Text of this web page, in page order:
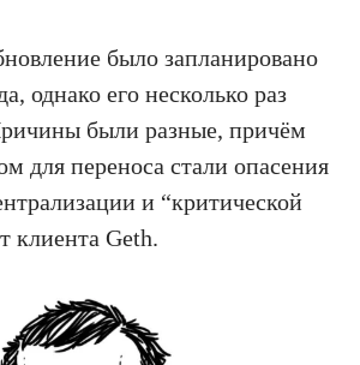
было запланировано
однако его несколько раз
были разные, причём
для переноса стали опасения
и “критической
клиента Geth.